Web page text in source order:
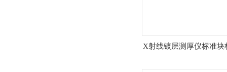
X射线镀层测厚仪标准块